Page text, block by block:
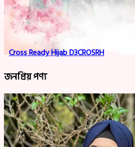
Cross Ready Hijab D3CROSRH
জনপ্রিয় পণ্য